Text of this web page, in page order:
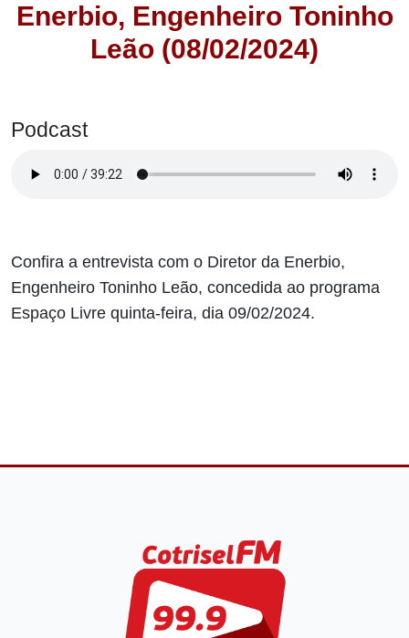
Enerbio, Engenheiro Toninho
Leão (08/02/2024)
Podcast
Confira a entrevista com o Diretor da Enerbio,
Engenheiro Toninho Leão, concedida ao programa
Espaço Livre quinta-feira, dia 09/02/2024.